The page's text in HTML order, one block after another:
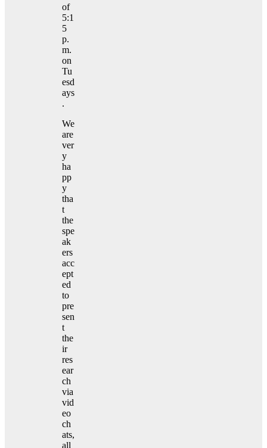
of
5:1
5
p.
m.
on
Tu
esd
ays
.
We
are
ver
y
ha
pp
y
tha
t
the
spe
ak
ers
acc
ept
ed
to
pre
sen
t
the
ir
res
ear
ch
via
vid
eo
ch
ats,
all